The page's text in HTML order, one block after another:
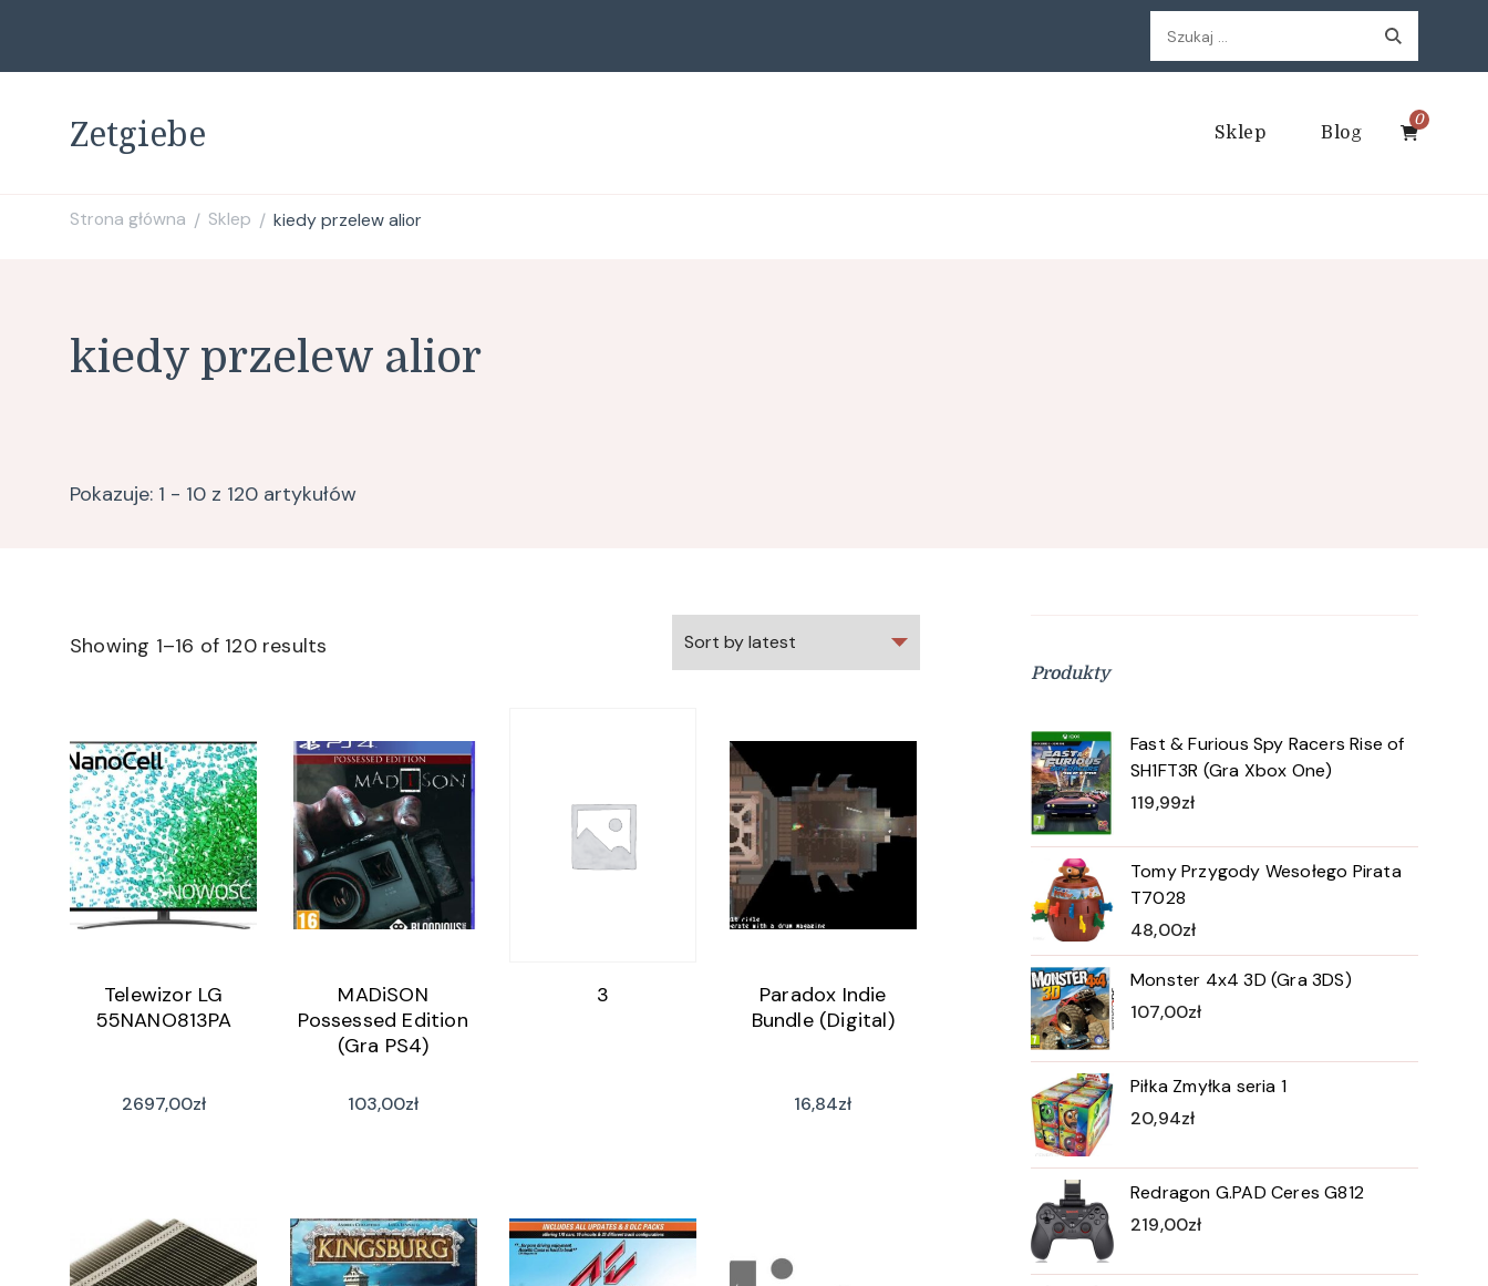
Szukaj:
Zetgiebe Sklep Blog
0
Strona główna / Sklep / kiedy przelew alior
kiedy przelew alior
Pokazuje: 1 - 10 z 120 artykułów
Showing 1–16 of 120 results
Telewizor LG
55NANO813PA
2697,00zł
MADiSON
Possessed Edition
(Gra PS4)
103,00zł
3
Paradox Indie
Bundle (Digital)
16,84zł
Produkty
Fast & Furious Spy Racers Rise of
SH1FT3R (Gra Xbox One)
119,99zł
Tomy Przygody Wesołego Pirata
T7028
48,00zł
Monster 4x4 3D (Gra 3DS)
107,00zł
Piłka Zmyłka seria 1
20,94zł
Redragon G.PAD Ceres G812
219,00zł